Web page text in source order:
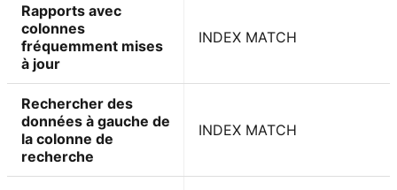
Rapports avec
colonnes
fréquemment mises
à jour
INDEX MATCH
Rechercher des
données à gauche de
la colonne de
recherche
INDEX MATCH